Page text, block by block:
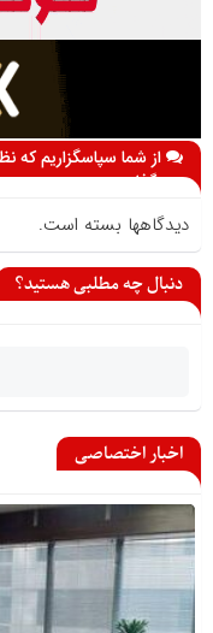
از شما سپاسگزاریم که
می گذارید
دیدگاهها بسته است.
دنبال چه مطلبی هستید؟
اخبار اختصاصی